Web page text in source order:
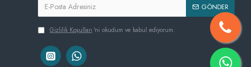
GÖNDER
Gizlilik Koşulları 'ni okudum ve kabul ediyorum.